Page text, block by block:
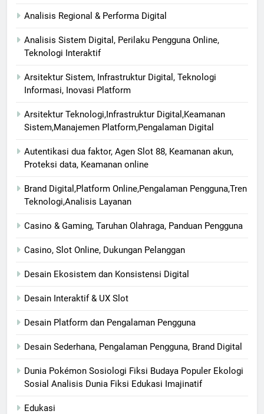
Analisis Regional & Performa Digital
Analisis Sistem Digital, Perilaku Pengguna Online,
Teknologi Interaktif
Arsitektur Sistem, Infrastruktur Digital, Teknologi
Informasi, Inovasi Platform
Arsitektur Teknologi,Infrastruktur Digital,Keamanan
Sistem,Manajemen Platform,Pengalaman Digital
Autentikasi dua faktor, Agen Slot 88, Keamanan akun,
Proteksi data, Keamanan online
Brand Digital,Platform Online,Pengalaman Pengguna,Tren
Teknologi,Analisis Layanan
Casino & Gaming, Taruhan Olahraga, Panduan Pengguna
Casino, Slot Online, Dukungan Pelanggan
Desain Ekosistem dan Konsistensi Digital
Desain Interaktif & UX Slot
Desain Platform dan Pengalaman Pengguna
Desain Sederhana, Pengalaman Pengguna, Brand Digital
Dunia Pokémon Sosiologi Fiksi Budaya Populer Ekologi
Sosial Analisis Dunia Fiksi Edukasi Imajinatif
Edukasi